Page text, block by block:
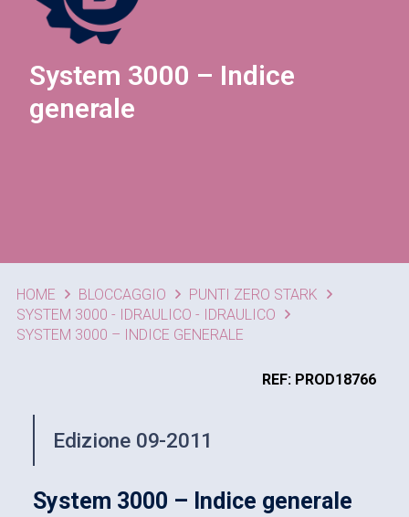
System 3000 – Indice
generale
HOME BLOCCAGGIO
PUNTI ZERO STARK
SYSTEM 3000 - IDRAULICO - IDRAULICO
SYSTEM 3000 – INDICE GENERALE
Edizione 09-2011
REF: PROD18766
System 3000 – Indice generale